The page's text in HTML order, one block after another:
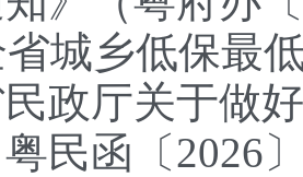
省城乡低保最
民政厅关于做
民函〔2026